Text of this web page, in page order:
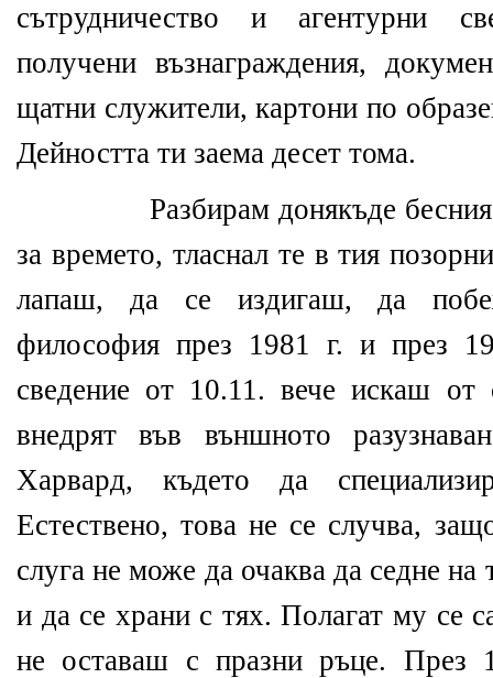
сътрудничество и агентурни
получени възнаграждения,
щатни служители, картони по
Дейността ти заема десет тома.
Разбирам донякъде
за времето, тласнал те в тия
лапаш, да се издигаш, да
философия през 1981 г. и през
сведение от 10.11. вече искаш от
внедрят във външното
Харвард, където да
Естествено, това не се случва,
слуга не може да очаква да седне на
и да се храни с тях. Полагат му се
не оставаш с празни ръце. През